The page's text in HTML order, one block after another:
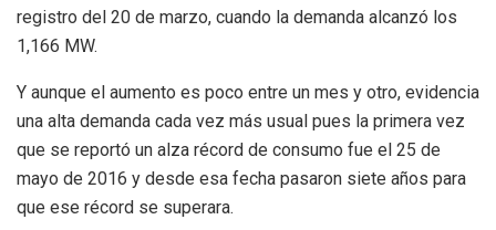
registro del 20 de marzo, cuando la demanda alcanzó los
1,166 MW.
Y aunque el aumento es poco entre un mes y otro, evidencia
una alta demanda cada vez más usual pues la primera vez
que se reportó un alza récord de consumo fue el 25 de
mayo de 2016 y desde esa fecha pasaron siete años para
que ese récord se superara.